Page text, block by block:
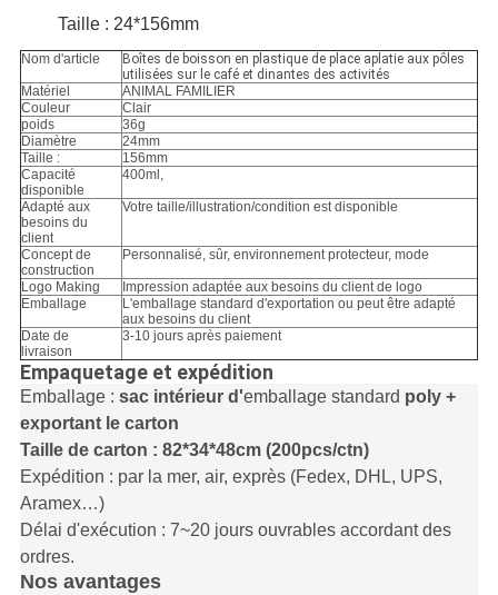
Taille : 24*156mm
Nom d'article
Boîtes de boisson en plastique de place aplatie aux pôles
utilisées sur le café et dinantes des activités
Matériel
ANIMAL FAMILIER
Couleur
Clair
poids
36g
Diamètre
24mm
Taille :
156mm
Capacité
disponible
400ml,
Adapté aux
besoins du
client
Votre taille/illustration/condition est disponible
Concept de
construction
Personnalisé, sûr, environnement protecteur, mode
Logo Making
Impression adaptée aux besoins du client de logo
Emballage
L'emballage standard d'exportation ou peut être adapté
aux besoins du client
Date de
livraison
3-10 jours après paiement
Empaquetage et expédition
Emballage : sac intérieur d'emballage standard poly +
exportant le carton
Taille de carton : 82*34*48cm (200pcs/ctn)
Expédition : par la mer, air, exprès (Fedex, DHL, UPS,
Aramex…)
Délai d'exécution : 7~20 jours ouvrables accordant des
ordres.
Nos avantages